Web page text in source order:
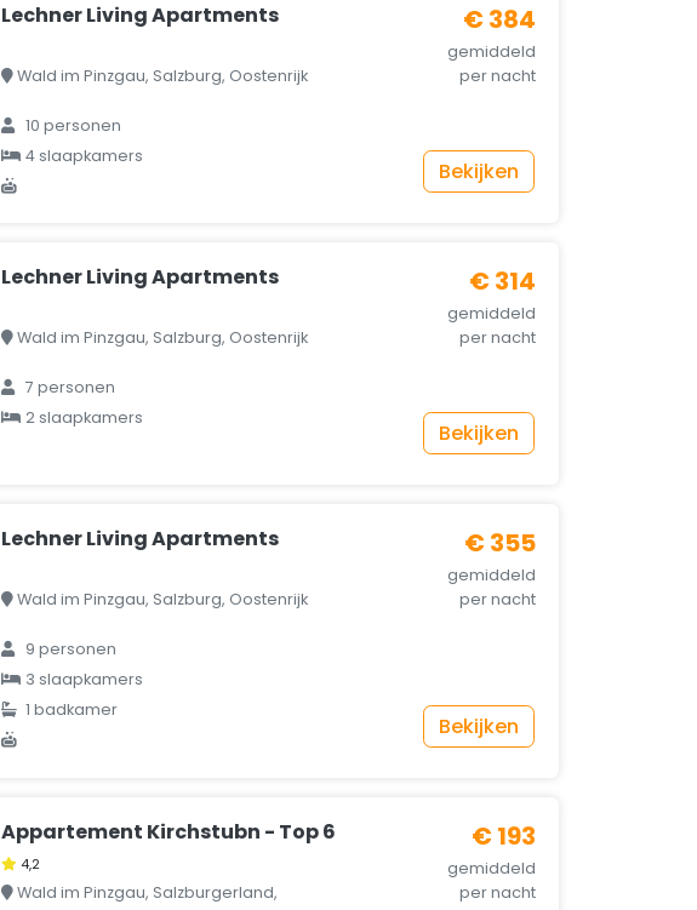
Lechner Living Apartments
Wald im Pinzgau, Salzburg, Oostenrijk
10 personen
4 slaapkamers
€ 384
gemiddeld
per nacht
Bekijken
Lechner Living Apartments
Wald im Pinzgau, Salzburg, Oostenrijk
7 personen
2 slaapkamers
€ 314
gemiddeld
per nacht
Bekijken
Lechner Living Apartments
Wald im Pinzgau, Salzburg, Oostenrijk
9 personen
3 slaapkamers
1 badkamer
€ 355
gemiddeld
per nacht
Bekijken
Appartement Kirchstubn - Top 6
4,2
Wald im Pinzgau, Salzburgerland,
€ 193
gemiddeld
per nacht